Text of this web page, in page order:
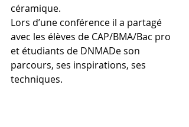
céramique.
Lors d’une conférence il a partagé
avec les élèves de CAP/BMA/Bac pro
et étudiants de DNMADe son
parcours, ses inspirations, ses
techniques.